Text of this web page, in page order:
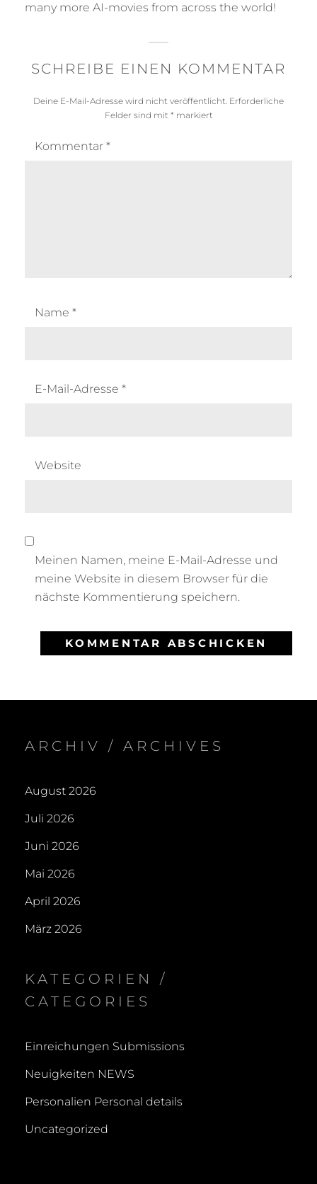
many more AI-movies from across the world!
SCHREIBE EINEN KOMMENTAR
Deine E-Mail-Adresse wird nicht veröffentlicht. Erforderliche
Felder sind mit * markiert
Kommentar *
Name *
E-Mail-Adresse *
Website
Meinen Namen, meine E-Mail-Adresse und
meine Website in diesem Browser für die
nächste Kommentierung speichern.
ARCHIV / ARCHIVES
August 2026
Juli 2026
Juni 2026
Mai 2026
April 2026
März 2026
KATEGORIEN /
CATEGORIES
Einreichungen Submissions
Neuigkeiten NEWS
Personalien Personal details
Uncategorized